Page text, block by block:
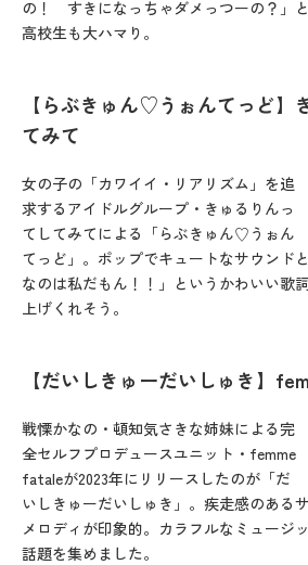
の！ すきになっちゃダメっつーの？」
高校生も大ハマり。
【らぶきゅん♡うぉんてっど】
てみて
女の子の「カワイイ・リアリズム」を追
求するアイドルグループ・きゅるりんっ
てしてみてによる「らぶきゅん♡うぉん
てっど」。ポップでキュートなサウンド
なのは私だもん！！」というかわいい歌
上げくれそう。
【だいしきゅーだいしゅき】
戦慄かなの・頓知気さきな姉妹による完
全セルフプロデュースユニット・femme
fataleが2023年にリリースしたのが「だ
いしきゅーだいしゅき」。疾走感のある
メロディが印象的。カラフルなミュージ
話題を集めました。